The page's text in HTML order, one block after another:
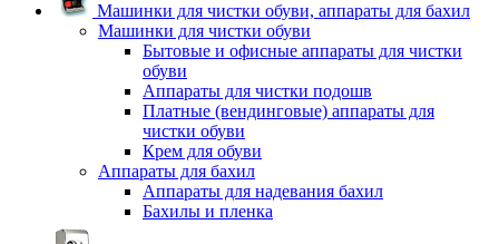
Машинки для чистки обуви, аппараты для бахил
Машинки для чистки обуви
Бытовые и офисные аппараты для чистки
обуви
Аппараты для чистки подошв
Платные (вендинговые) аппараты для
чистки обуви
Крем для обуви
Аппараты для бахил
Аппараты для надевания бахил
Бахилы и пленка